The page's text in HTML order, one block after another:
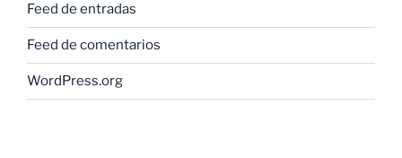
Feed de entradas
Feed de comentarios
WordPress.org